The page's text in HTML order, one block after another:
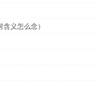
义怎么念）